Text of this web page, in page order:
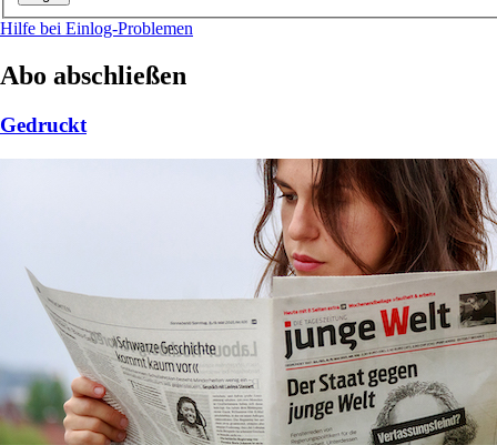
Hilfe bei Einlog-Problemen
Abo abschließen
Gedruckt